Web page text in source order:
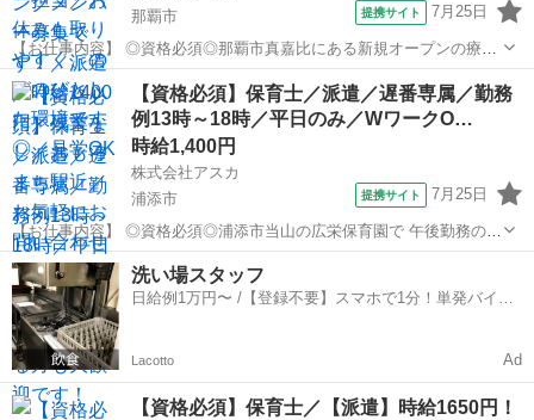
那覇市
提携サイト 7月25日
【お仕事内容】 ◎資格必須◎那覇市真嘉比にある新規オープンの療育
施設で オープニングメンバーの求人です！！ 那覇市でオープニングの
求人はここだけです！ スタートしたばかりで、メンバー同士の関係も
良く、 安心して楽しく働ける...
沖縄 那覇市 保育士
【資格必須】保育士／派遣／遅番専属／勤務
例13時～18時／平日のみ／WワークO…
時給1,400円
株式会社アスカ
浦添市
提携サイト 7月25日
【お仕事内容】 ◎資格必須◎浦添市当山の広栄保育園で 午後勤務の保
育士さんを募集しています！ ■ おすすめポイント ‾‾‾‾‾‾‾‾‾‾‾ ・高時給
・土日祝休み ・扶養内OK ・ピアノ弾けなくてもOK ・交通費全額支
給 ...
沖縄 浦添市 保育士
洗い場スタッフ
日給例1万円〜 /【登録不要】スマホで1分！単発バイト
Lacotto Ad
【資格必須】保育士／【派遣】時給1650円！